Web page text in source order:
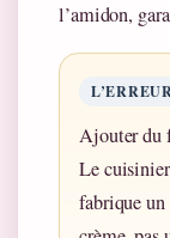
l’amidon,
Ajouter du
Le
fabrique